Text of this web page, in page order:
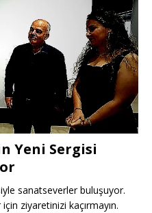
Yeni Sergisi
sanatseverler buluşuyor.
ziyaretinizi kaçırmayın.